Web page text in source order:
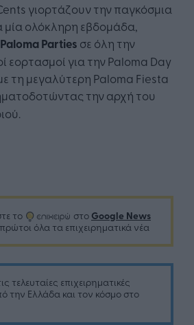
γιορτάζουν την παγκόσμια
μία ολόκληρη εβδομάδα,
Paloma Parties σε όλη την
εορτασμοί για την Paloma Day
τη μεγαλύτερη Paloma Fiesta
την αρχή του
το στο Google News
όλα τα επιχειρηματικά νέα
τελευταίες επιχειρηματικές
την Ελλάδα και τον κόσμο στο